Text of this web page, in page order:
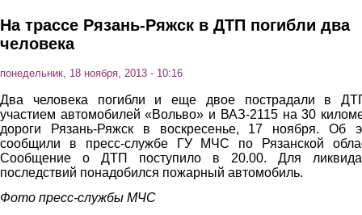
На трассе Рязань-Ряжск в ДТП погибли два
человека
понедельник, 18 ноября, 2013 - 10:16
Два человека погибли и еще двое пострадали в
участием автомобилей «Вольво» и ВАЗ-2115 на 30
дороги Рязань-Ряжск в воскресенье, 17 ноября. Об
сообщили в пресс-службе ГУ МЧС по Рязанской
Сообщение о ДТП поступило в 20.00. Для
последствий понадобился пожарный автомобиль.
Фото пресс-службы МЧС